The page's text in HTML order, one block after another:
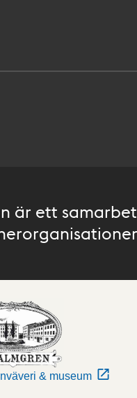
är ett
& museum